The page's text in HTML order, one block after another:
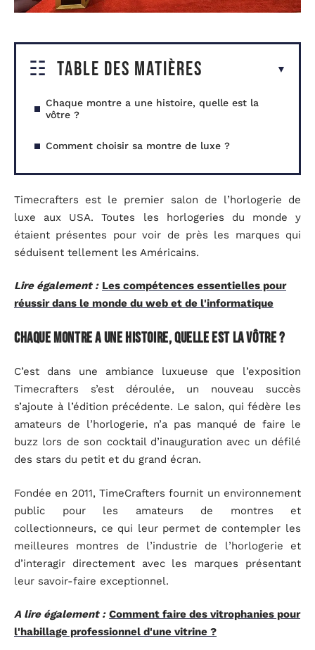
Table des matières
Chaque montre a une histoire, quelle est la
vôtre ?
Comment choisir sa montre de luxe ?
Timecrafters est le premier salon de l’horlogerie de
luxe aux USA. Toutes les horlogeries du monde y
étaient présentes pour voir de près les marques qui
séduisent tellement les Américains.
Lire également : Les compétences essentielles pour
réussir dans le monde du web et de l'informatique
Chaque montre a une histoire, quelle est la vôtre ?
C’est dans une ambiance luxueuse que l’exposition
Timecrafters s’est déroulée, un nouveau succès
s’ajoute à l’édition précédente. Le salon, qui fédère les
amateurs de l’horlogerie, n’a pas manqué de faire le
buzz lors de son cocktail d’inauguration avec un défilé
des stars du petit et du grand écran.
Fondée en 2011, TimeCrafters fournit un environnement
public pour les amateurs de montres et
collectionneurs, ce qui leur permet de contempler les
meilleures montres de l’industrie de l’horlogerie et
d’interagir directement avec les marques présentant
leur savoir-faire exceptionnel.
A lire également : Comment faire des vitrophanies pour
l'habillage professionnel d'une vitrine ?